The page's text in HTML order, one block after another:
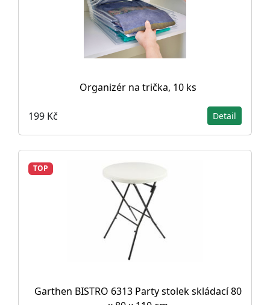
Organizér na trička, 10 ks
199 Kč Detail
TOP
Garthen BISTRO 6313 Party stolek skládací 80